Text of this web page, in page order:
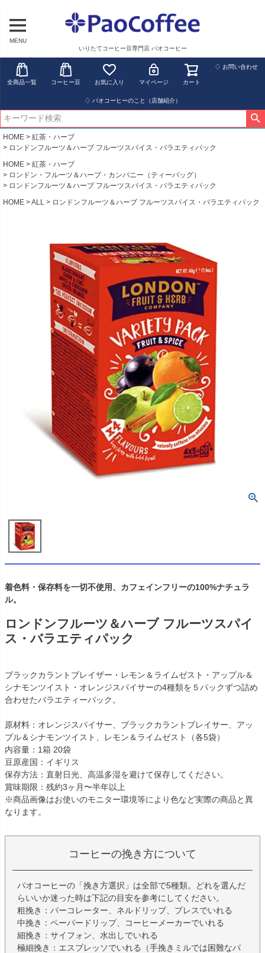
MENU
いりたてコーヒー豆専門店 パオコーヒー
全商品一覧 コーヒー豆 お気に入り マイページ カート
♢ お問い合わせ
♢ パオコーヒーのこと（店舗紹介）
HOME
紅茶・ハーブ
ロンドンフルーツ＆ハーブ フルーツスパイス・バラエティパック
HOME
紅茶・ハーブ
ロンドン・フルーツ＆ハーブ・カンパニー（ティーバッグ）
ロンドンフルーツ＆ハーブ フルーツスパイス・バラエティパック
HOME
ALL ロンドンフルーツ＆ハーブ フルーツスパイス・バラエティパック
着色料・保存料を一切不使用、カフェインフリーの100%ナチュラ
ル。
ロンドンフルーツ＆ハーブ フルーツスパイ
ス・バラエティパック
ブラックカラントブレイザー・レモン＆ライムゼスト・アップル＆
シナモンツイスト・オレンジスパイサーの4種類を５パックずつ詰め
合わせたバラエティーパック。
原材料：オレンジスパイサー、ブラックカラントブレイサー、アッ
プル＆シナモンツイスト、レモン＆ライムゼスト（各5袋）
内容量：1箱 20袋
豆原産国：イギリス
保存方法：直射日光、高温多湿を避けて保存してください。
賞味期限：残約3ヶ月〜半年以上
※商品画像はお使いのモニター環境等により色など実際の商品と異
なります。
コーヒーの挽き方について
パオコーヒーの「挽き方選択」は全部で5種類。どれを選んだ
らいいか迷った時は下記の目安を参考にしてください。
粗挽き：パーコレーター、ネルドリップ、プレスでいれる
中挽き：ペーパードリップ、コーヒーメーカーでいれる
細挽き：サイフォン、水出しでいれる
極細挽き：エスプレッソでいれる（手挽きミルでは困難なパ